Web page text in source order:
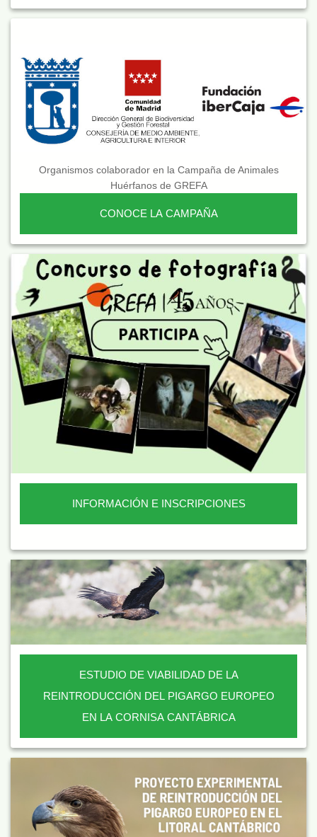
Organismos colaborador en la Campaña de Animales
Huérfanos de GREFA
CONOCE LA CAMPAÑA
INFORMACIÓN E INSCRIPCIONES
ESTUDIO DE VIABILIDAD DE LA
REINTRODUCCIÓN DEL PIGARGO EUROPEO
EN LA CORNISA CANTÁBRICA